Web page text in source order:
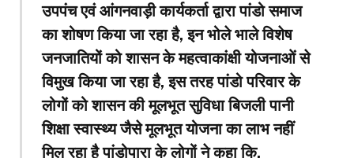
उपपंच एवं आंगनवाड़ी कार्यकर्ता द्वारा पांडो समाज
का शोषण किया जा रहा है, इन भोले भाले विशेष
जनजातियों को शासन के महत्वाकांक्षी योजनाओं से
विमुख किया जा रहा है, इस तरह पांडो परिवार के
लोगों को शासन की मूलभूत सुविधा बिजली पानी
शिक्षा स्वास्थ्य जैसे मूलभूत योजना का लाभ नहीं
मिल रहा है पांडोपारा के लोगों ने कहा कि,